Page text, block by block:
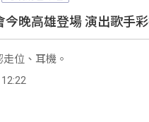
今晚高雄登場 演出歌手
位、耳機。